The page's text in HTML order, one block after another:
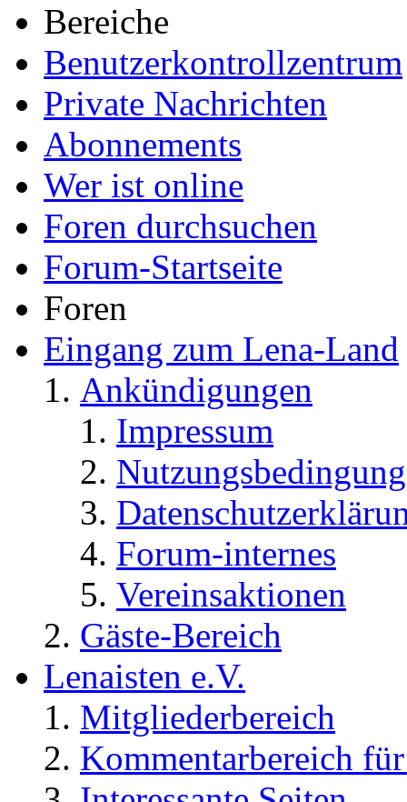
Bereiche
Benutzerkontrollzentrum
Private Nachrichten
Abonnements
Wer ist online
Foren durchsuchen
Forum-Startseite
Foren
Eingang zum Lena-Land
Ankündigungen
Impressum
Forum-internes
Vereinsaktionen
Gäste-Bereich
Lenaisten e.V.
Mitgliederbereich
Kommentarbereich